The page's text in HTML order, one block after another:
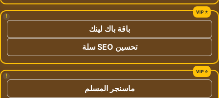
!
باقة باك لينك
تحسين SEO سلة
!
ماسنجر المسلم